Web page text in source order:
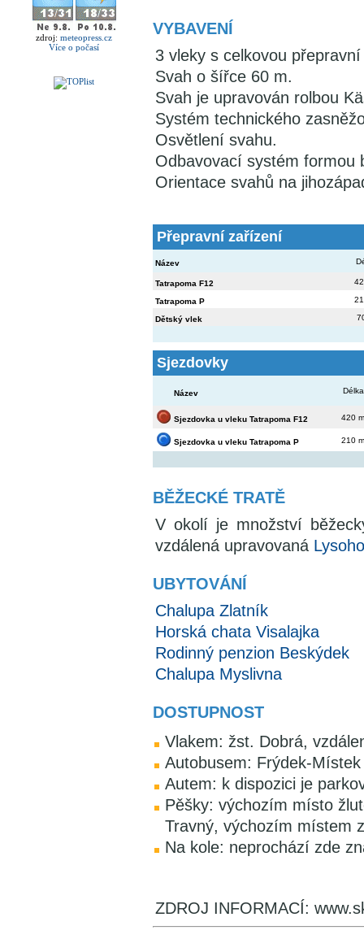
zdroj: meteopress.cz
Více o počasí
VYBAVENÍ
3 vleky s celkovou
Svah o šířce 60 m.
Svah je upravován rolbou
Systém technického
Osvětlení svahu.
Odbavovací systém formou
Orientace svahů na
Přepravní zařízení
Název
Tatrapoma F12
Tatrapoma P
Dětský vlek
Sjezdovky
Název Délka
Sjezdovka u vleku Tatrapoma F12 420
Sjezdovka u vleku Tatrapoma P 210
BĚŽECKÉ TRATĚ
V okolí je množství
vzdálená upravovaná
UBYTOVÁNÍ
Chalupa Zlatník
Horská chata Visalajka
Rodinný penzion Beskýdek
Chalupa Myslivna
DOSTUPNOST
Vlakem: žst. Dobrá,
Autobusem: Frýdek-
Autem: k dispozici je
Pěšky: výchozím místo
Travný, výchozím místem
Na kole: neprochází zde
ZDROJ INFORMACÍ: